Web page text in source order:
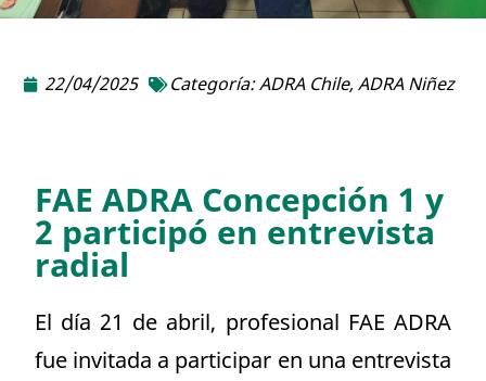
22/04/2025 Categoría:ADRA Chile,ADRA Niñez
FAE ADRA Concepción 1 y
2 participó en entrevista
radial
El día 21 de abril, profesional FAE ADRA
fue invitada a participar en una entrevista